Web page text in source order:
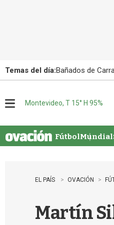
Temas del día:Bañados de
u
Montevideo, T 15° H 95%
FútbolMundial
EL PAÍS OVACIÓN
Martín